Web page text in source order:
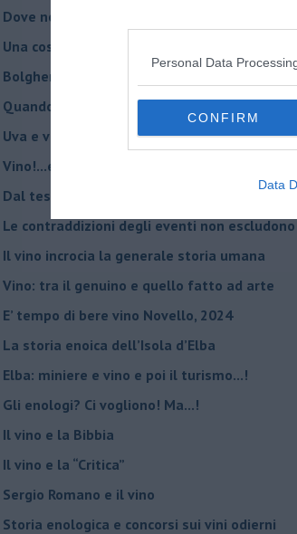
Personal Data
CONFIRM
Data
​Dove non c’è cultura enoica, provvede
​Una cosa è parlare di vino, altra cosa è
Bolgheri enoica sorprende: nel bene e nel
​Quando parli di vino non puoi ignorare la
Uva e vino all’Isola del Giglio, mancano
​Vino!...e bevanda dealcolizzata
​Dal testo: ” il Vino, tra il sacro e il profano”
Le contraddizioni degli eventi non
​Il vino incrocia la generale storia umana
Vino: tra il genuino e quello fatto ad arte
E’ tempo di bere vino Novello, 2024
La storia enoica dell’Isola d’Elba
Elba: miniere e vino e poi il turismo...!
​Gli enologi? Ci vogliono! Ma...!
​Il vino e la Bibbia
​Il vino e la “Critica”
Sergio Romano e il vino
​Storia enologica e concorsi sui vini odierni